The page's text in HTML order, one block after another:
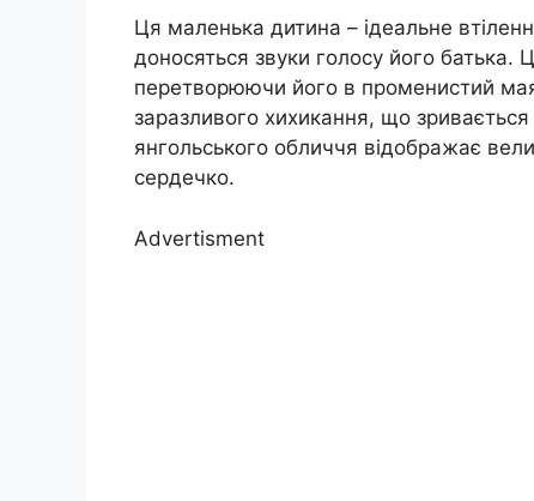
Ця маленька дитина – ідеальне
доносяться звуки голосу його батька.
перетворюючи його в променистий
заразливого хихикання, що зривається
янгольського обличчя відображає
сердечко.
Advertisment